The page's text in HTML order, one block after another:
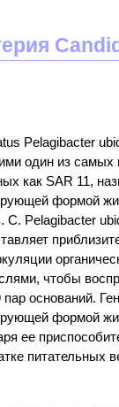
Pelagibacter
один из самых
как SAR 11,
формой
C. Pelagibacter
чтобы
пар оснований.
формой
ее
питательных